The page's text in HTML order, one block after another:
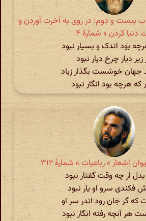
بیست و دوم: در روی به آخرت آوردن و
دنیا كردن » شمارهٔ ۴
بود اندک و بسیار نبود
زیر دیار چرخ دیار نبود
جهان خوشست بگذار زیاد
که هرچه بود انگار نبود
اشعار » رباعیات » شمارهٔ ۳۱۲
ار چه وقت گفتار نبود
فکندی سرو او یار نبود
که گر جان رود اندر سر او
هر آنچه رفته انگار نبود